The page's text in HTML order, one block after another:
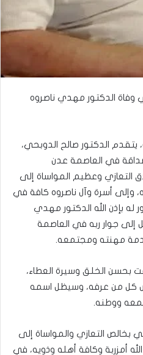
وفاة الدكتور مهدي ناصروه
يتقدم الدكتور صالح الدوبحي،
في العاصمة عدن
التعازي وعظيم المواساة إلى
وإلى أسرة وآل ناصروه كافة في
له بإذن الله الدكتور مهدي
إلى جوار ربه في العاصمة
مهنته ومجتمعه.
بحسن الخلق وسيرة العطاء،
كل من عرفه، وسيظل اسمه
ووطنه.
بخالص التعازي والمواساة إلى
أمزربة وكافة أهله وذويه، في